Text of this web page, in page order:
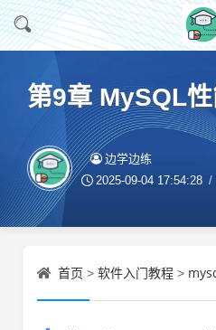
第9章 MySQL
边学边练
2025-09-04 17:54:28
首页 > 软件入门教程 >